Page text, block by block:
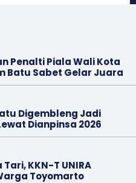
Penalti Piala Wali Kota
Batu Sabet Gelar Juara
Digembleng Jadi
Dianpinsa 2026
KKN-T UNIRA
Toyomarto